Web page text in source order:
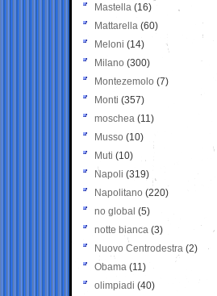
Mastella (16)
Mattarella (60)
Meloni (14)
Milano (300)
Montezemolo (7)
Monti (357)
moschea (11)
Musso (10)
Muti (10)
Napoli (319)
Napolitano (220)
no global (5)
notte bianca (3)
Nuovo Centrodestra (2)
Obama (11)
olimpiadi (40)